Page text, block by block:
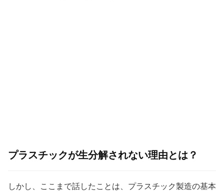
プラスチックが生分解されない理由とは？
しかし、ここまで話したことは、プラスチック製造の基本